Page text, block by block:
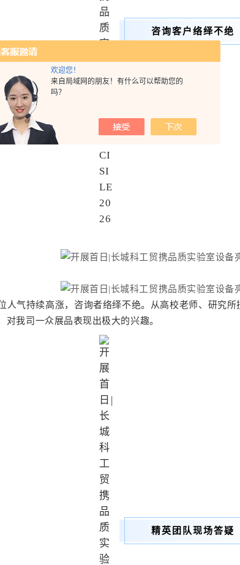
欢迎您！
来自局域网的朋友！有什么可以帮助您的
吗？
咨询客户络绎不绝
气持续高涨，咨询者络绎不绝。从高校老师、研究所
对我司一众展品表现出极大的兴趣。
精英团队现场答疑